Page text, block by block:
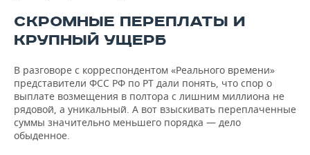
СКРОМНЫЕ ПЕРЕПЛАТЫ И
КРУПНЫЙ УЩЕРБ
В разговоре с корреспондентом «Реального времени»
представители ФСС РФ по РТ дали понять, что спор о
выплате возмещения в полтора с лишним миллиона не
рядовой, а уникальный. А вот взыскивать переплаченные
суммы значительно меньшего порядка — дело
обыденное.